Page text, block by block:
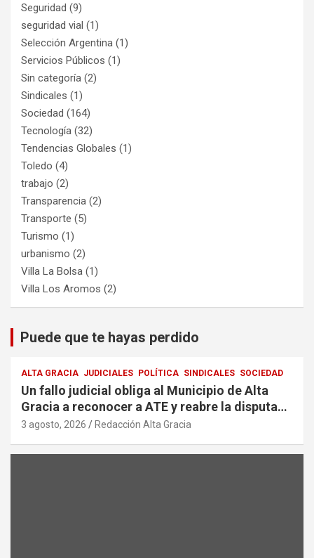
Seguridad (9)
seguridad vial (1)
Selección Argentina (1)
Servicios Públicos (1)
Sin categoría (2)
Sindicales (1)
Sociedad (164)
Tecnología (32)
Tendencias Globales (1)
Toledo (4)
trabajo (2)
Transparencia (2)
Transporte (5)
Turismo (1)
urbanismo (2)
Villa La Bolsa (1)
Villa Los Aromos (2)
Puede que te hayas perdido
ALTA GRACIA JUDICIALES POLÍTICA SINDICALES SOCIEDAD
Un fallo judicial obliga al Municipio de Alta
Gracia a reconocer a ATE y reabre la disputa
por la representación sindical
3 agosto, 2026 Redacción Alta Gracia